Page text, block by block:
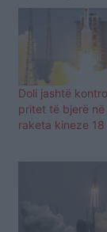
Doli jashtë
pritet të bjerë në
raketa kineze 18